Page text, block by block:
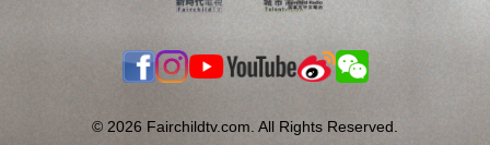
© 2026 Fairchildtv.com. All Rights Reserved.